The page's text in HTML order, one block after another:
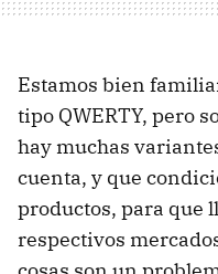
Estamos bien
tipo QWERTY, pero
hay muchas
cuenta, y que
productos, para que
respectivos